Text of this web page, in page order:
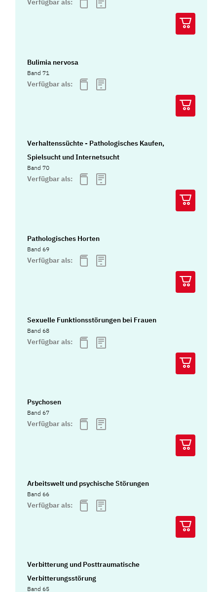
Verfügbar als:
Bulimia nervosa
Band 71
Verfügbar als:
Verhaltenssüchte - Pathologisches Kaufen,
Spielsucht und Internetsucht
Band 70
Verfügbar als:
Pathologisches Horten
Band 69
Verfügbar als:
Sexuelle Funktionsstörungen bei Frauen
Band 68
Verfügbar als:
Psychosen
Band 67
Verfügbar als:
Arbeitswelt und psychische Störungen
Band 66
Verfügbar als:
Verbitterung und Posttraumatische
Verbitterungsstörung
Band 65